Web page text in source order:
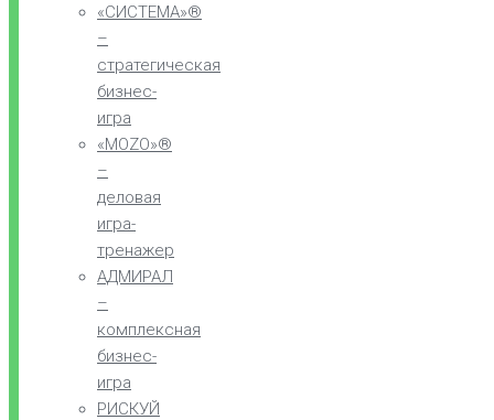
«СИСТЕМА»®
–
стратегическая
бизнес-
игра
«MOZO»®
–
деловая
игра-
тренажер
АДМИРАЛ
–
комплексная
бизнес-
игра
РИСКУЙ